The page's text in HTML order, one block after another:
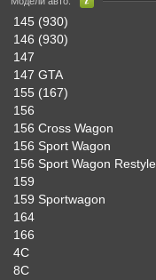
145 (930)
146 (930)
147
147 GTA
155 (167)
156
156 Cross Wagon
156 Sport Wagon
156 Sport Wagon Restyle
159
159 Sportwagon
164
166
4C
8C